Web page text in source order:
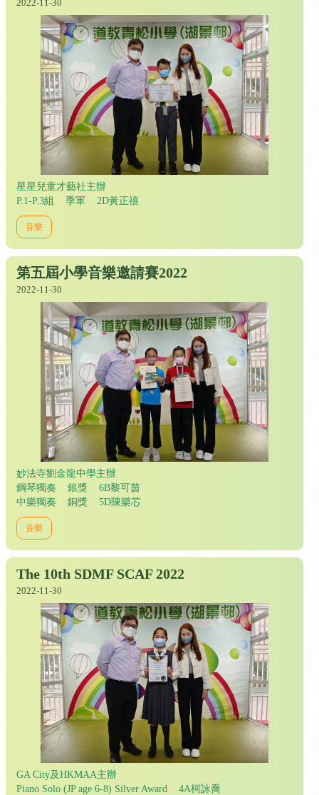
2022-11-30
星星兒童才藝社主辦
P.1-P.3組 季軍 2D黃正禧
音樂
第五屆小學音樂邀請賽2022
2022-11-30
妙法寺劉金龍中學主辦
鋼琴獨奏 銀獎 6B黎可茵
中樂獨奏 銅獎 5D陳樂芯
音樂
The 10th SDMF SCAF 2022
2022-11-30
GA City及HKMAA主辦
Piano Solo (JP age 6-8) Silver Award 4A柯詠喬